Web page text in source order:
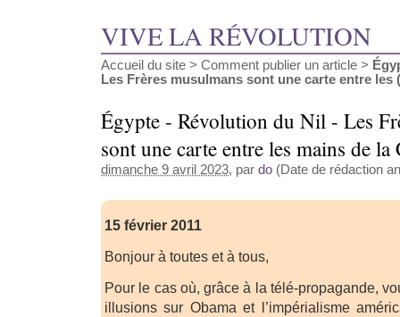
VIVE LA RÉVOLUTION
Accueil du site > Comment publier un article >
Les Frères musulmans sont une carte entre les
Égypte - Révolution du Nil - Les
sont une carte entre les mains de
dimanche 9 avril 2023, par do (Date de rédaction
15 février 2011
Bonjour à toutes et à tous,
Pour le cas où, grâce à la télé-propagande,
illusions sur Obama et l’impérialisme